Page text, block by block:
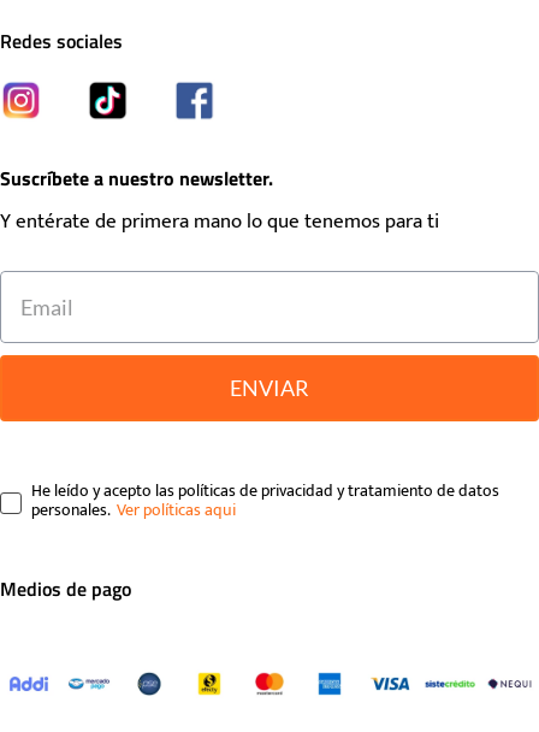
Redes sociales
Suscríbete a nuestro newsletter.
Y entérate de primera mano lo que tenemos para ti
ENVIAR
He leído y acepto las políticas de privacidad y tratamiento de datos
personales.
Medios de pago